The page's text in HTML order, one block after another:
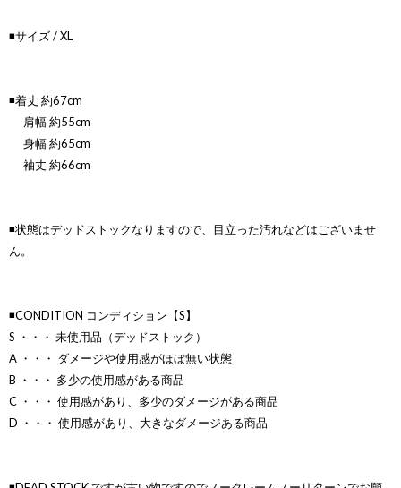
◾️サイズ / XL
◾️着丈 約67cm
肩幅 約55cm
身幅 約65cm
袖丈 約66cm
◾️状態はデッドストックなりますので、目立った汚れなどはございませ
ん。
◾️CONDITION コンディション【S】
S ・・・ 未使用品（デッドストック）
A ・・・ ダメージや使用感がほぼ無い状態
B ・・・ 多少の使用感がある商品
C ・・・ 使用感があり、多少のダメージがある商品
D ・・・ 使用感があり、大きなダメージある商品